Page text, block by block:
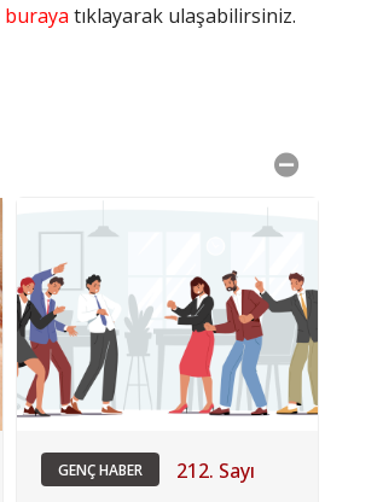
buraya tıklayarak ulaşabilirsiniz.
GENÇ HABER 212. Sayı